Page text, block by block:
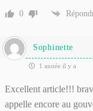
0
Sophinette
1 année il y a
Excellent article!!!
appelle encore au